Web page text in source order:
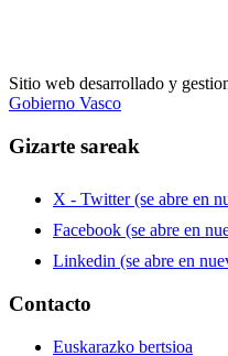
Sitio web desarrollado y
Gobierno Vasco
Gizarte sareak
X - Twitter (se abre en
Facebook (se abre en
Linkedin (se abre en
Contacto
Euskarazko bertsioa